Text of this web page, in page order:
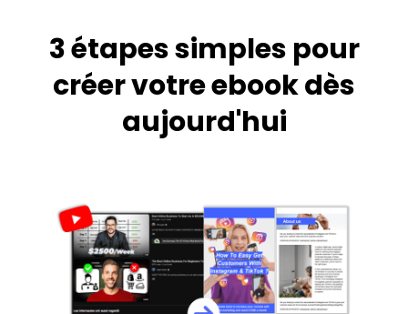
3 étapes simples pour
créer votre ebook dès
aujourd'hui